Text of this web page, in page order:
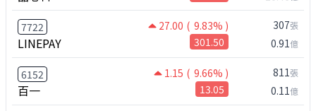
7722 27.00 ( 9.83% )
LINEPAY 301.50
307張
0.91億
6152 1.15 ( 9.66% )
百一 13.05
811張
0.11億